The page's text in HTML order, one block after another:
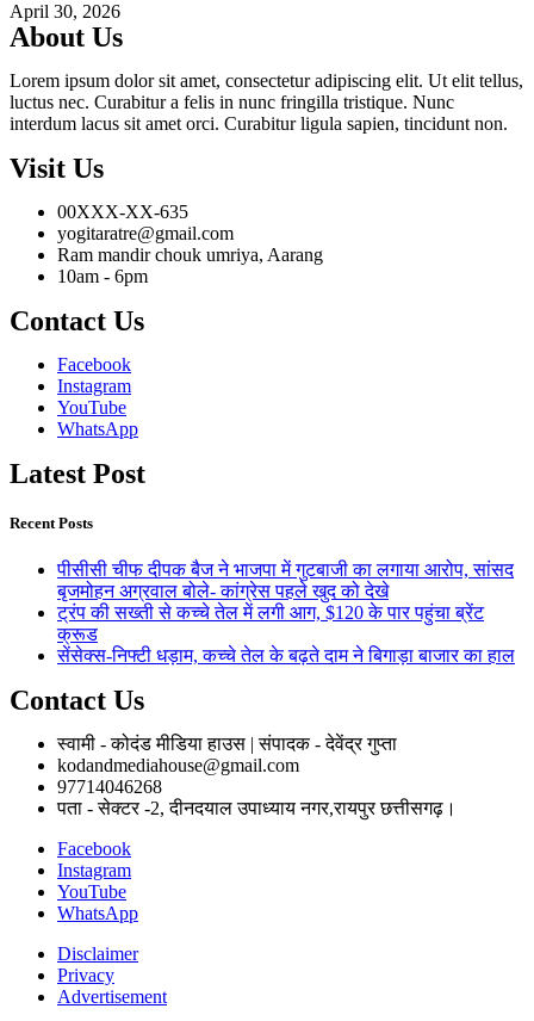
April 30, 2026
About Us
Lorem ipsum dolor sit amet, consectetur adipiscing elit. Ut elit tellus,
luctus nec. Curabitur a felis in nunc fringilla tristique. Nunc
interdum lacus sit amet orci. Curabitur ligula sapien, tincidunt non.
Visit Us
00XXX-XX-635
yogitaratre@gmail.com
Ram mandir chouk umriya, Aarang
10am - 6pm
Contact Us
Facebook
Instagram
YouTube
WhatsApp
Latest Post
Recent Posts
पीसीसी चीफ दीपक बैज ने भाजपा में गुटबाजी का लगाया आरोप, सांसद
बृजमोहन अग्रवाल बोले- कांग्रेस पहले खुद को देखे
ट्रंप की सख्ती से कच्चे तेल में लगी आग, $120 के पार पहुंचा ब्रेंट
क्रूड
सेंसेक्स-निफ्टी धड़ाम, कच्चे तेल के बढ़ते दाम ने बिगाड़ा बाजार का हाल
Contact Us
स्वामी - कोदंड मीडिया हाउस | संपादक - देवेंद्र गुप्ता
kodandmediahouse@gmail.com
97714046268
पता - सेक्टर -2, दीनदयाल उपाध्याय नगर,रायपुर छत्तीसगढ़।
Facebook
Instagram
YouTube
WhatsApp
Disclaimer
Privacy
Advertisement